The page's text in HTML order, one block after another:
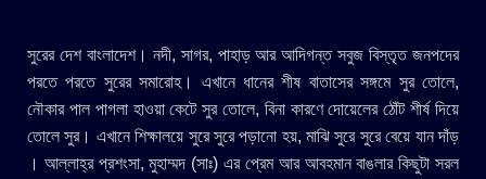
সুরের দেশ বাংলাদেশ। নদী, সাগর, পাহাড় আর আদিগন্ত সবুজ বিস্তৃত জনপদের
পরতে পরতে সুরের সমারোহ। এখানে ধানের শীষ বাতাসের সঙ্গমে সুর তোলে,
নৌকার পাল পাগলা হাওয়া কেটে সুর তোলে, বিনা কারণে দোয়েলের ঠোঁট শীর্ষ দিয়ে
তোলে সুর। এখানে শিক্ষালয়ে সুরে সুরে পড়ানো হয়, মাঝি সুরে সুরে বেয়ে যান দাঁড়
। আল্লাহ্র প্রশংসা, মুহাম্মদ (সাঃ) এর প্রেম আর আবহমান বাঙলার কিছুটা সরল